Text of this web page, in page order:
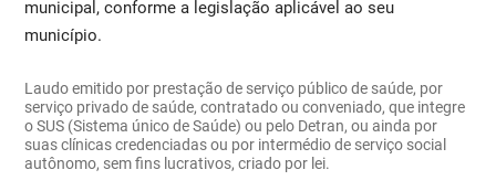
municipal, conforme a legislação aplicável ao seu
município.
Laudo emitido por prestação de serviço público de saúde, por
serviço privado de saúde, contratado ou conveniado, que integre
o SUS (Sistema único de Saúde) ou pelo Detran, ou ainda por
suas clínicas credenciadas ou por intermédio de serviço social
autônomo, sem fins lucrativos, criado por lei.